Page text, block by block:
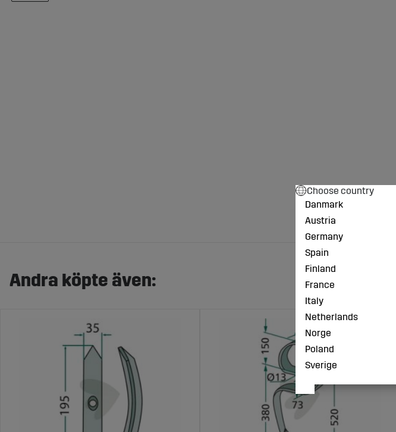
Andra köpte även:
Choose country
Danmark
Austria
Germany
Spain
Finland
France
Italy
Netherlands
Norge
Poland
Sverige